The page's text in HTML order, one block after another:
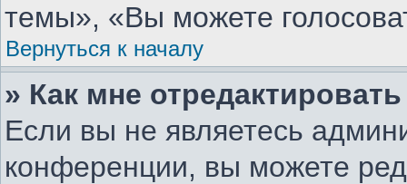
темы», «Вы можете
Вернуться к началу
» Как мне
Если вы не являетесь
конференции, вы можете